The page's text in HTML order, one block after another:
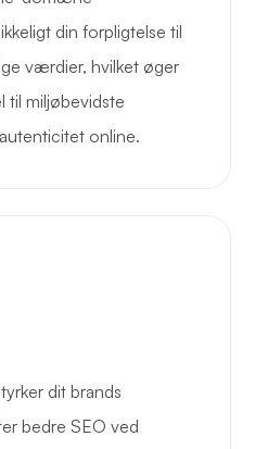
din forpligtelse til
værdier, hvilket øger
til miljøbevidste
online.
dit brands
bedre SEO ved